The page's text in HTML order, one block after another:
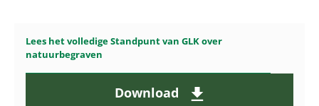
Lees het volledige Standpunt van GLK over
natuurbegraven
Download